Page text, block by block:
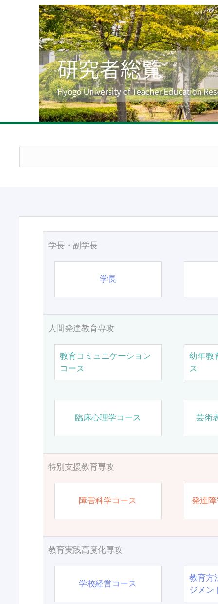
学長・副学長
学長
人間発達教育専攻
教育コミュニケーション
コース
幼年教
ス
臨床心理学コース 芸術
特別支援教育専攻
障害科学コース 発達
教育実践高度化専攻
学校経営コース
教育方
ジメン